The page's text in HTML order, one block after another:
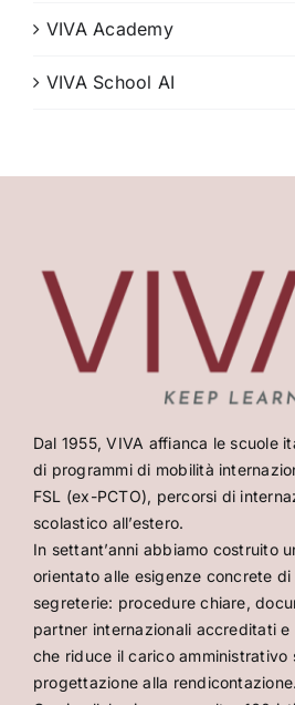
VIVA Academy
VIVA School AI
Dal 1955, VIVA affianca le scuole
di programmi di mobilità
FSL (ex-PCTO), percorsi di
scolastico all’estero.
In settant’anni abbiamo costruito
orientato alle esigenze concrete
segreterie: procedure chiare,
partner internazionali accreditati
che riduce il carico amministrativo
progettazione alla rendicontazione.